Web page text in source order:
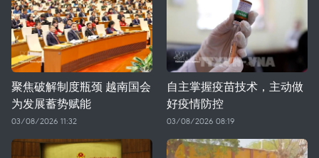
聚焦破解制度瓶颈 越南国会
为发展蓄势赋能
03/08/2026 11:32
自主掌握疫苗技术，主动做
好疫情防控
03/08/2026 08:19